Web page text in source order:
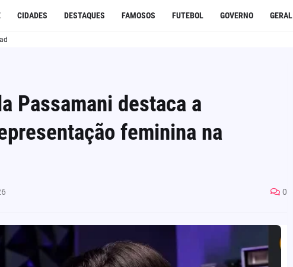
CIDADES DESTAQUES FAMOSOS FUTEBOL GOVERNO GERAL
Passamani destaca a
feminina na
0